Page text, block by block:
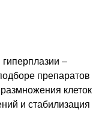
–
препаратов
клеток
и стабилизация